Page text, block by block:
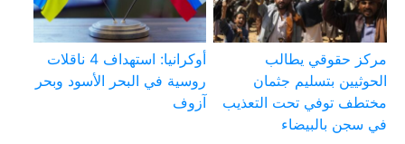
مركز حقوقي يطالب
الحوثيين بتسليم جثمان
مختطف توفي تحت التعذيب
في سجن بالبيضاء
أوكرانيا: استهداف 4 ناقلات
روسية في البحر الأسود وبحر
آزوف